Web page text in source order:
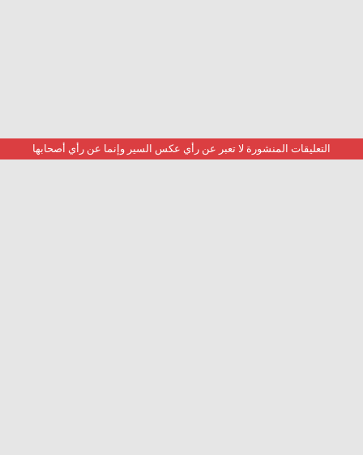
التعليقات المنشورة لا تعبر عن رأي عكس السير وإنما عن رأي أصحابها